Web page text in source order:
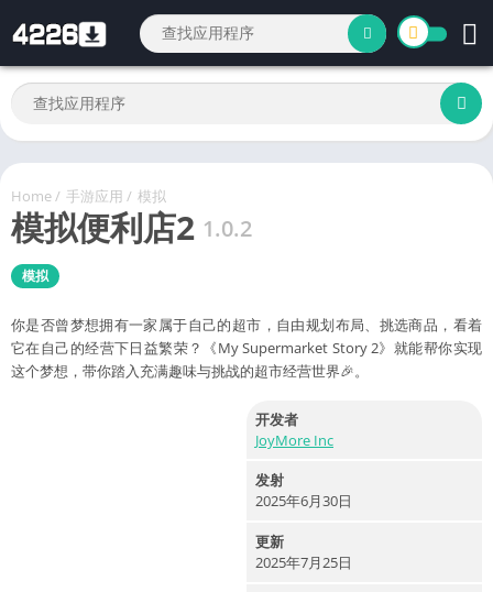
Home/ 手游应用 / 模拟
模拟便利店2 1.0.2
模拟
你是否曾梦想拥有一家属于自己的超市，自由规划布局、挑选商品，看着
它在自己的经营下日益繁荣？《My Supermarket Story 2》就能帮你实现
这个梦想，带你踏入充满趣味与挑战的超市经营世界🎉。​
开发者
JoyMore Inc
发射
2025年6月30日
更新
2025年7月25日